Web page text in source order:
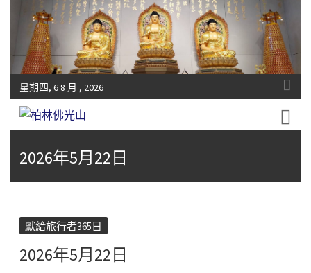
星期四, 6 8 月 , 2026
Fo-Guang-Shan-Tempel, Berlin e.V.
2026年5月22日
獻給旅行者365日
2026年5月22日